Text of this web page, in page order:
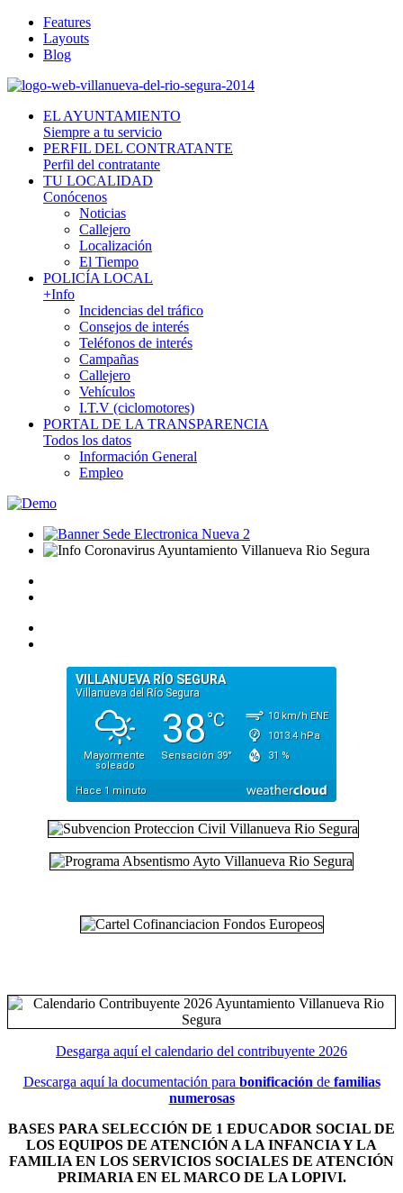
Features
Layouts
Blog
EL AYUNTAMIENTO
Siempre a tu servicio
PERFIL DEL CONTRATANTE
Perfil del contratante
TU LOCALIDAD
Conócenos
Noticias
Callejero
Localización
El Tiempo
POLICÍA LOCAL
+Info
Incidencias del tráfico
Consejos de interés
Teléfonos de interés
Campañas
Callejero
Vehículos
I.T.V (ciclomotores)
PORTAL DE LA TRANSPARENCIA
Todos los datos
Información General
Empleo
Desgarga aquí el calendario del contribuyente 2026
Descarga aquí la documentación para bonificación de familias
numerosas
BASES PARA SELECCIÓN DE 1 EDUCADOR SOCIAL DE
LOS EQUIPOS DE ATENCIÓN A LA INFANCIA Y LA
FAMILIA EN LOS SERVICIOS SOCIALES DE ATENCIÓN
PRIMARIA EN EL MARCO DE LA LOPIVI.